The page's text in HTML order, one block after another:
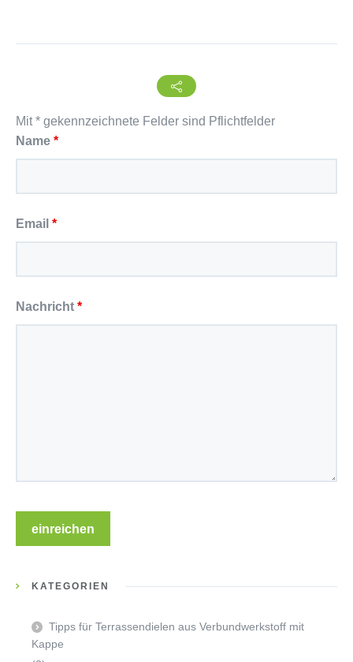
Mit * gekennzeichnete Felder sind Pflichtfelder
Name *
Email *
Nachricht *
KATEGORIEN
Tipps für Terrassendielen aus Verbundwerkstoff mit
Kappe